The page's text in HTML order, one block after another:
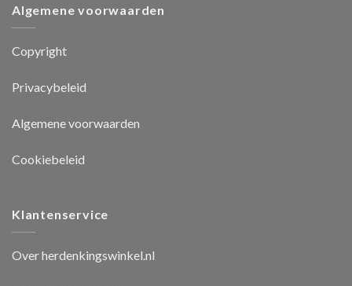
Algemene voorwaarden
Copyright
Privacybeleid
Algemene voorwaarden
Cookiebeleid
Klantenservice
Over herdenkingswinkel.nl